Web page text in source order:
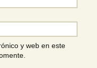
y web en este